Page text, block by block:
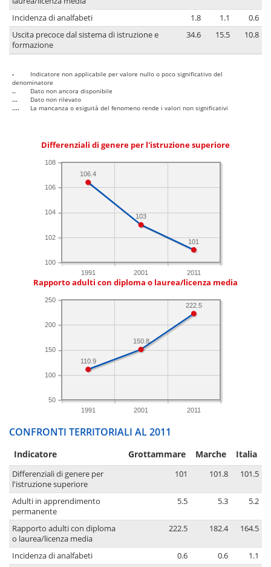
Incidenza di analfabeti 1.8 1.1
0.6
Uscita precoce dal sistema di istruzione e
formazione
34.6 15.5 10.8
-
Indicatore non applicabile per valore nullo o poco significativo del
denominatore
..
Dato non ancora disponibile
...
Dato non rilevato
....
La mancanza o esiguità del fenomeno rende i valori non significativi
Differenziali di genere per l'istruzione superiore
1991 2001 2011
100
102
104
106
108
101
103
106.4
Rapporto adulti con diploma o laurea/licenza media
1991 2001 2011
50
100
150
200
250
222.5
150.8
110.9
CONFRONTI TERRITORIALI AL 2011
Indicatore Grottammare Marche Italia
Differenziali di genere per
l'istruzione superiore
101 101.8 101.5
Adulti in apprendimento
permanente
5.5 5.3 5.2
Rapporto adulti con diploma
o laurea/licenza media
222.5 182.4 164.5
Incidenza di analfabeti 0.6 0.6
1.1